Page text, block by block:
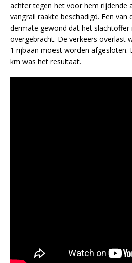
achter tegen het voor hem rijdende
vangrail raakte beschadigd. Een van
dermate gewond dat het slachtoffer
overgebracht. De verkeers overlast
1 rijbaan moest worden afgesloten.
km was het resultaat.